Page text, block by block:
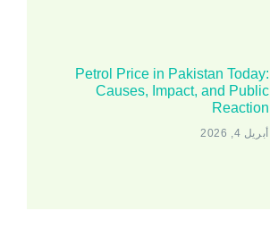
Petrol Price in Pakistan Today:
Causes, Impact, and Public
Reaction
أبريل 4, 2026